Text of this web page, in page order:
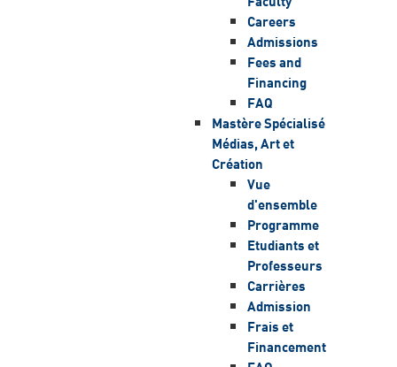
Careers
Admissions
Fees and
Financing
FAQ
Mastère Spécialisé
Médias, Art et
Création
Vue
d'ensemble
Programme
Etudiants et
Professeurs
Carrières
Admission
Frais et
Financement